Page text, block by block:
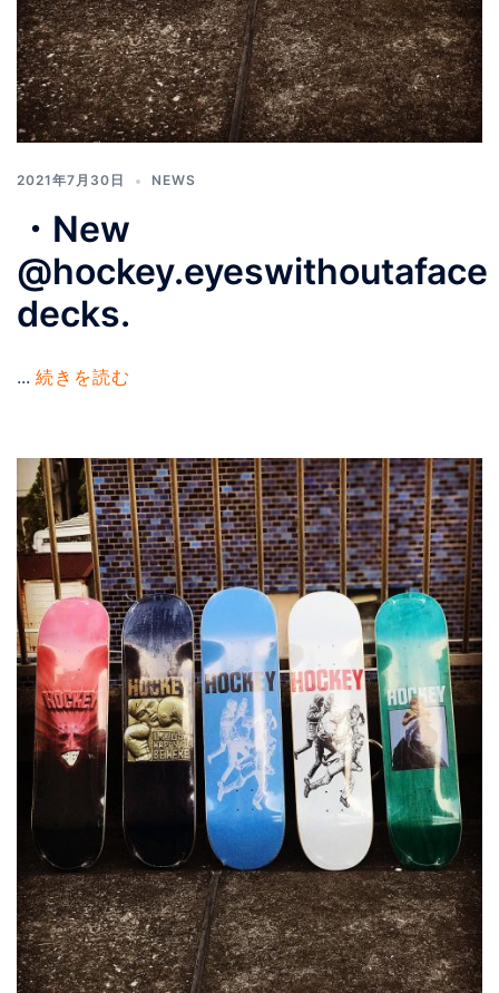
2021年7月30日 NEWS
・New
@hockey.eyeswithoutaface
decks.
... 続きを読む